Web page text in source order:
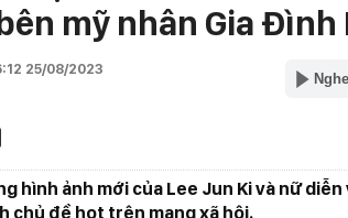
mỹ nhân Gia Đình
25/08/2023
hình ảnh mới của Lee Jun Ki và nữ
chủ đề hot trên mạng xã hội.